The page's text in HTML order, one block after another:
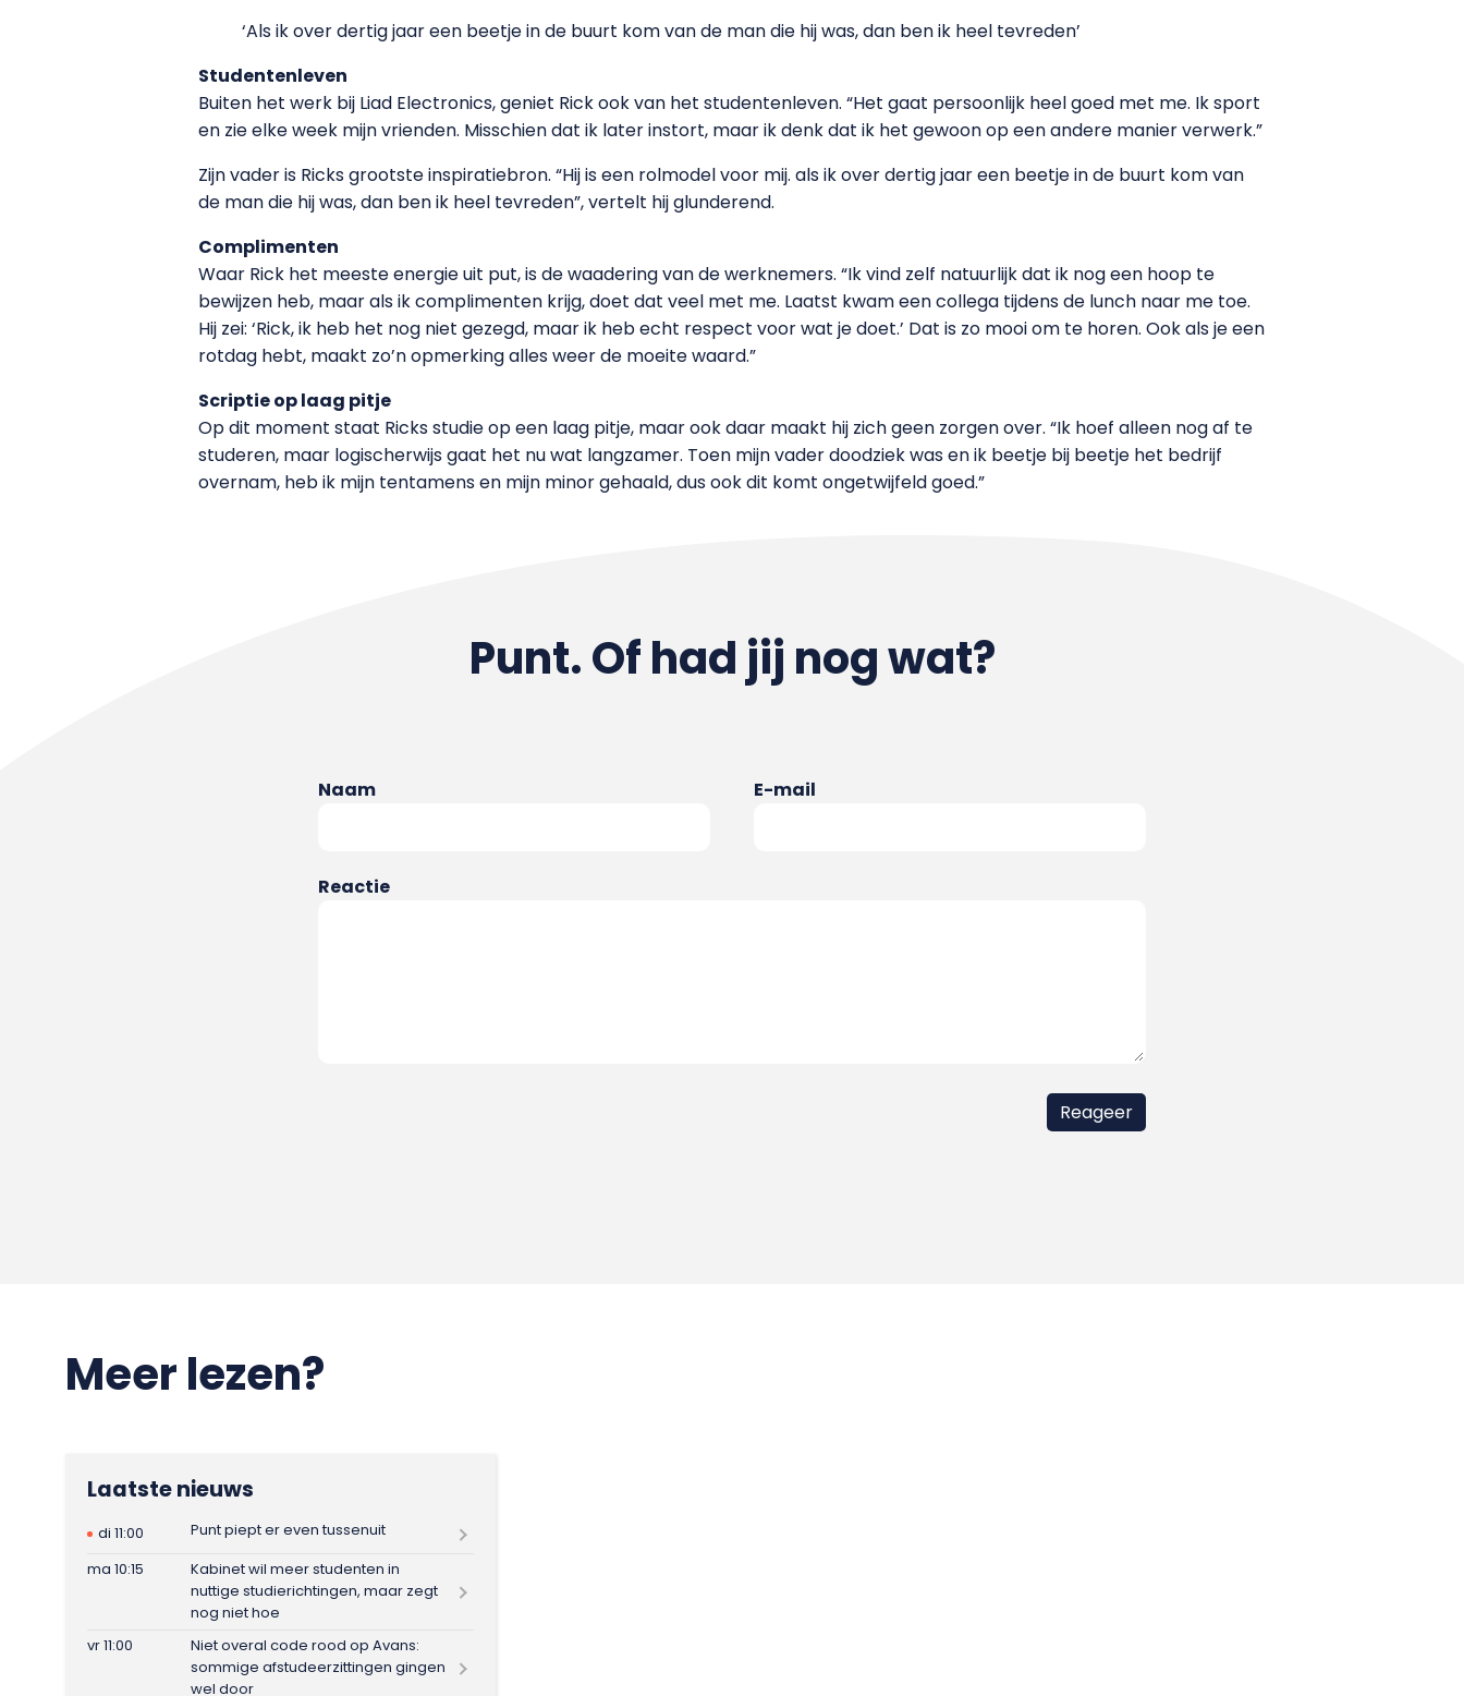
‘Als ik over dertig jaar een beetje in de buurt kom van de man die hij was, dan ben ik heel tevreden’
Studentenleven
Buiten het werk bij Liad Electronics, geniet Rick ook van het studentenleven. “Het gaat persoonlijk heel goed met me. Ik sport
en zie elke week mijn vrienden. Misschien dat ik later instort, maar ik denk dat ik het gewoon op een andere manier verwerk.”
Zijn vader is Ricks grootste inspiratiebron. “Hij is een rolmodel voor mij. als ik over dertig jaar een beetje in de buurt kom van
de man die hij was, dan ben ik heel tevreden”, vertelt hij glunderend.
Complimenten
Waar Rick het meeste energie uit put, is de waadering van de werknemers. “Ik vind zelf natuurlijk dat ik nog een hoop te
bewijzen heb, maar als ik complimenten krijg, doet dat veel met me. Laatst kwam een collega tijdens de lunch naar me toe.
Hij zei: ‘Rick, ik heb het nog niet gezegd, maar ik heb echt respect voor wat je doet.’ Dat is zo mooi om te horen. Ook als je een
rotdag hebt, maakt zo’n opmerking alles weer de moeite waard.”
Scriptie op laag pitje
Op dit moment staat Ricks studie op een laag pitje, maar ook daar maakt hij zich geen zorgen over. “Ik hoef alleen nog af te
studeren, maar logischerwijs gaat het nu wat langzamer. Toen mijn vader doodziek was en ik beetje bij beetje het bedrijf
overnam, heb ik mijn tentamens en mijn minor gehaald, dus ook dit komt ongetwijfeld goed.”
Punt. Of had jij nog wat?
Naam E-mail
Reactie
Meer lezen?
Laatste nieuws
di 11:00
Punt piept er even tussenuit
ma 10:15
Kabinet wil meer studenten in
nuttige studierichtingen, maar zegt
nog niet hoe
vr 11:00
Niet overal code rood op Avans:
sommige afstudeerzittingen gingen
wel door